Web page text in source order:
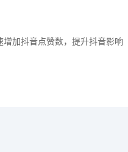
加抖音点赞数，提升抖音影响